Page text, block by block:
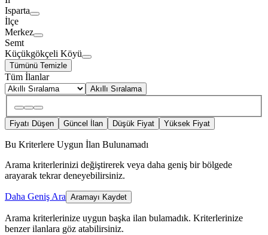
Isparta
İlçe
Merkez
Semt
Küçükgökçeli Köyü
Tümünü Temizle
Tüm İlanlar
Akıllı Sıralama
Fiyatı Düşen Güncel İlan Düşük Fiyat Yüksek Fiyat
Bu Kriterlere Uygun İlan Bulunamadı
Arama kriterlerinizi değiştirerek veya daha geniş bir bölgede
arayarak tekrar deneyebilirsiniz.
Daha Geniş Ara Aramayı Kaydet
Arama kriterlerinize uygun başka ilan bulamadık. Kriterlerinize
benzer ilanlara göz atabilirsiniz.